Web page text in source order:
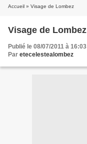
Accueil » Visage de Lombez
Visage de Lombez
Publié le 08/07/2011 à 16:03
Par etecelestealombez